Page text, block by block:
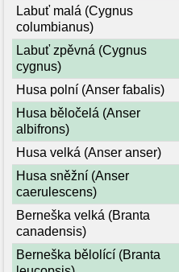
Labuť malá (Cygnus
columbianus)
Labuť zpěvná (Cygnus
cygnus)
Husa polní (Anser fabalis)
Husa běločelá (Anser
albifrons)
Husa velká (Anser anser)
Husa sněžní (Anser
caerulescens)
Berneška velká (Branta
canadensis)
Berneška bělolící (Branta